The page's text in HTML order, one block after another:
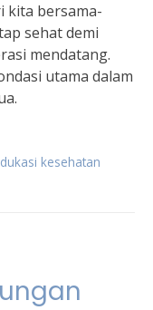
kita bersama-
sehat demi
mendatang.
utama dalam
kesehatan